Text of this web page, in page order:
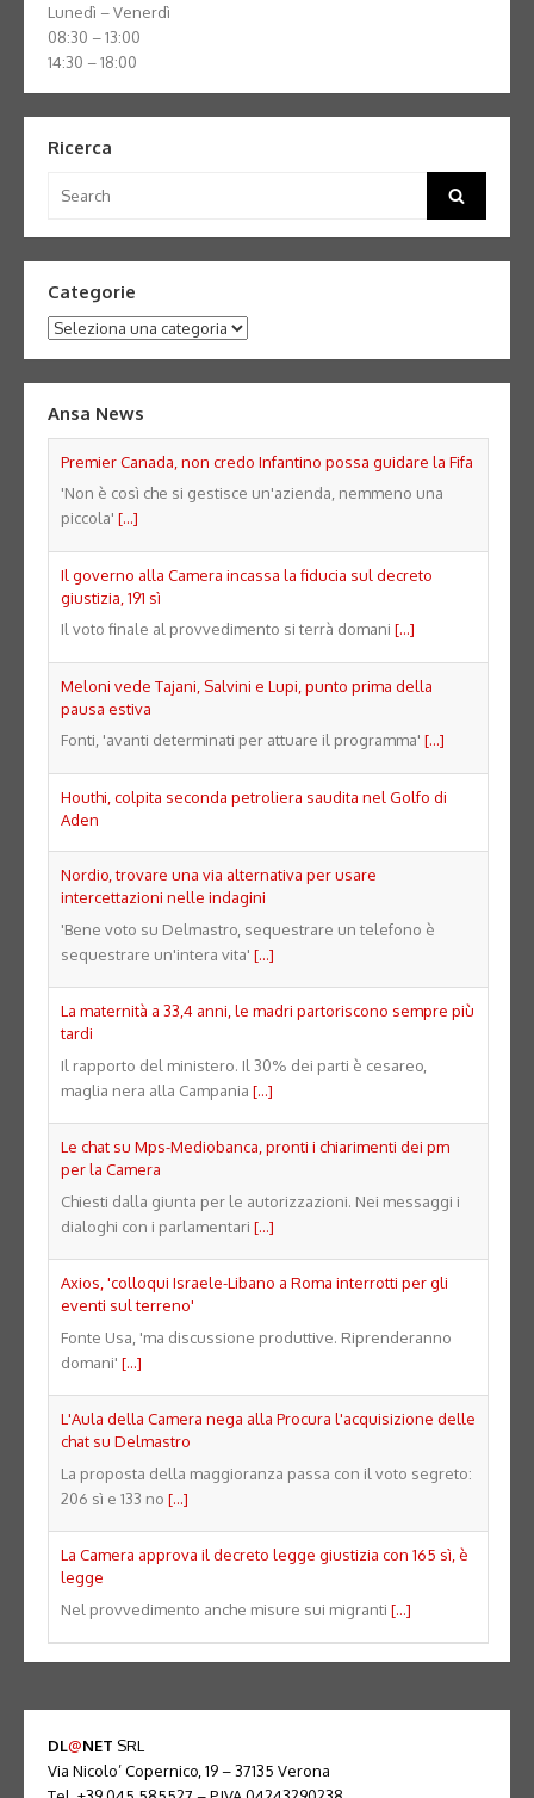
Lunedì – Venerdì
08:30 – 13:00
14:30 – 18:00
Ricerca
for:
Search
Categorie
Categorie
Ansa News
Premier Canada, non credo Infantino possa guidare la Fifa
'Non è così che si gestisce un'azienda, nemmeno una
piccola' [...]
Il governo alla Camera incassa la fiducia sul decreto
giustizia, 191 sì
Il voto finale al provvedimento si terrà domani [...]
Meloni vede Tajani, Salvini e Lupi, punto prima della
pausa estiva
Fonti, 'avanti determinati per attuare il programma' [...]
Houthi, colpita seconda petroliera saudita nel Golfo di
Aden
Nordio, trovare una via alternativa per usare
intercettazioni nelle indagini
'Bene voto su Delmastro, sequestrare un telefono è
sequestrare un'intera vita' [...]
La maternità a 33,4 anni, le madri partoriscono sempre più
tardi
Il rapporto del ministero. Il 30% dei parti è cesareo,
maglia nera alla Campania [...]
Le chat su Mps-Mediobanca, pronti i chiarimenti dei pm
per la Camera
Chiesti dalla giunta per le autorizzazioni. Nei messaggi i
dialoghi con i parlamentari [...]
Axios, 'colloqui Israele-Libano a Roma interrotti per gli
eventi sul terreno'
Fonte Usa, 'ma discussione produttive. Riprenderanno
domani' [...]
L'Aula della Camera nega alla Procura l'acquisizione delle
chat su Delmastro
La proposta della maggioranza passa con il voto segreto:
206 sì e 133 no [...]
La Camera approva il decreto legge giustizia con 165 sì, è
legge
Nel provvedimento anche misure sui migranti [...]
DL@NET SRL
Via Nicolo’ Copernico, 19 – 37135 Verona